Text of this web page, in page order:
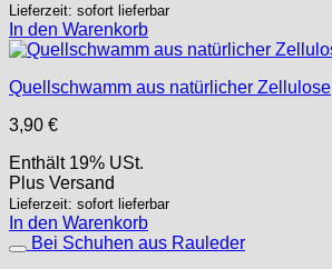
Lieferzeit: sofort lieferbar
In den Warenkorb
Quellschwamm aus natürlicher Zellulose
3,90 €
Enthält 19% USt.
Plus Versand
Lieferzeit: sofort lieferbar
In den Warenkorb
Bei Schuhen aus Rauleder